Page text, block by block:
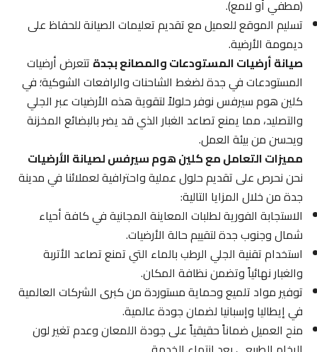
(مطفي أو لامع).
تسليم الموقع للعميل مع تقديم تعليمات الصيانة للحفاظ على
ديمومة الأرضية.
صيانة أرضيات المستودعات والمصانع بجدةتتعرض أرضيات
المستودعات في جدة لضغط الشاحنات والرافعات الشوكية؛ في
كلين هوم سيرفس نوفر حلولاً لتقوية هذه الأرضيات عبر الجلي
والتصليد، مما يمنع تصاعد الغبار الذي قد يضر بالبضائع المخزنة
ويحسن من بيئة العمل.
مميزات التعامل مع كلين هوم سيرفس لصيانة الأرضيات
نحن نحرص على تقديم حلول عملية واحترافية لعملائنا في مدينة
جدة من خلال المزايا التالية:
الاستجابة الفورية لطلبات المعاينة المجانية في كافة أحياء
شمال وجنوب جدة لتقييم حالة الأرضيات.
استخدام تقنية الجلي الرطب بالماء التي تمنع تصاعد الأتربة
والغبار نهائياً وتضمن نظافة المكان.
توفير مواد تلميع وحماية مستوردة من كبرى الشركات العالمية
في إيطاليا وإسبانيا لضمان جودة عالمية.
منح العميل ضماناً حقيقياً على جودة اللمعان وعدم تغير لون